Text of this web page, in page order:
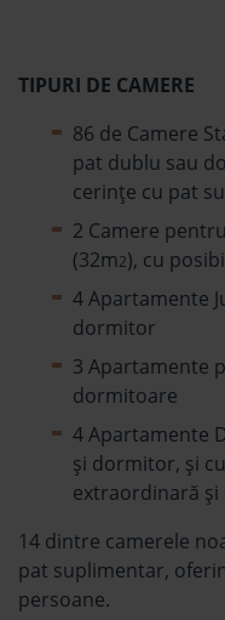
TIPURI DE CAMERE
86 de Camere
pat dublu sau
cerinţe cu pat
2 Camere
(32m2), cu
4 Apartamente
dormitor
3 Apartamente
dormitoare
4 Apartamente
şi dormitor, şi
extraordinară şi
14 dintre camerele
pat suplimentar,
persoane.